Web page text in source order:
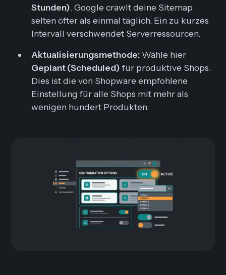
Stunden). Google crawlt deine Sitemap
selten öfter als einmal täglich. Ein zu kurzes
Intervall verschwendet Serverressourcen.
Aktualisierungsmethode: Wähle hier
Geplant (Scheduled)für produktive Shops.
Dies ist die von Shopware empfohlene
Einstellung für alle Shops mit mehr als
wenigen hundert Produkten.